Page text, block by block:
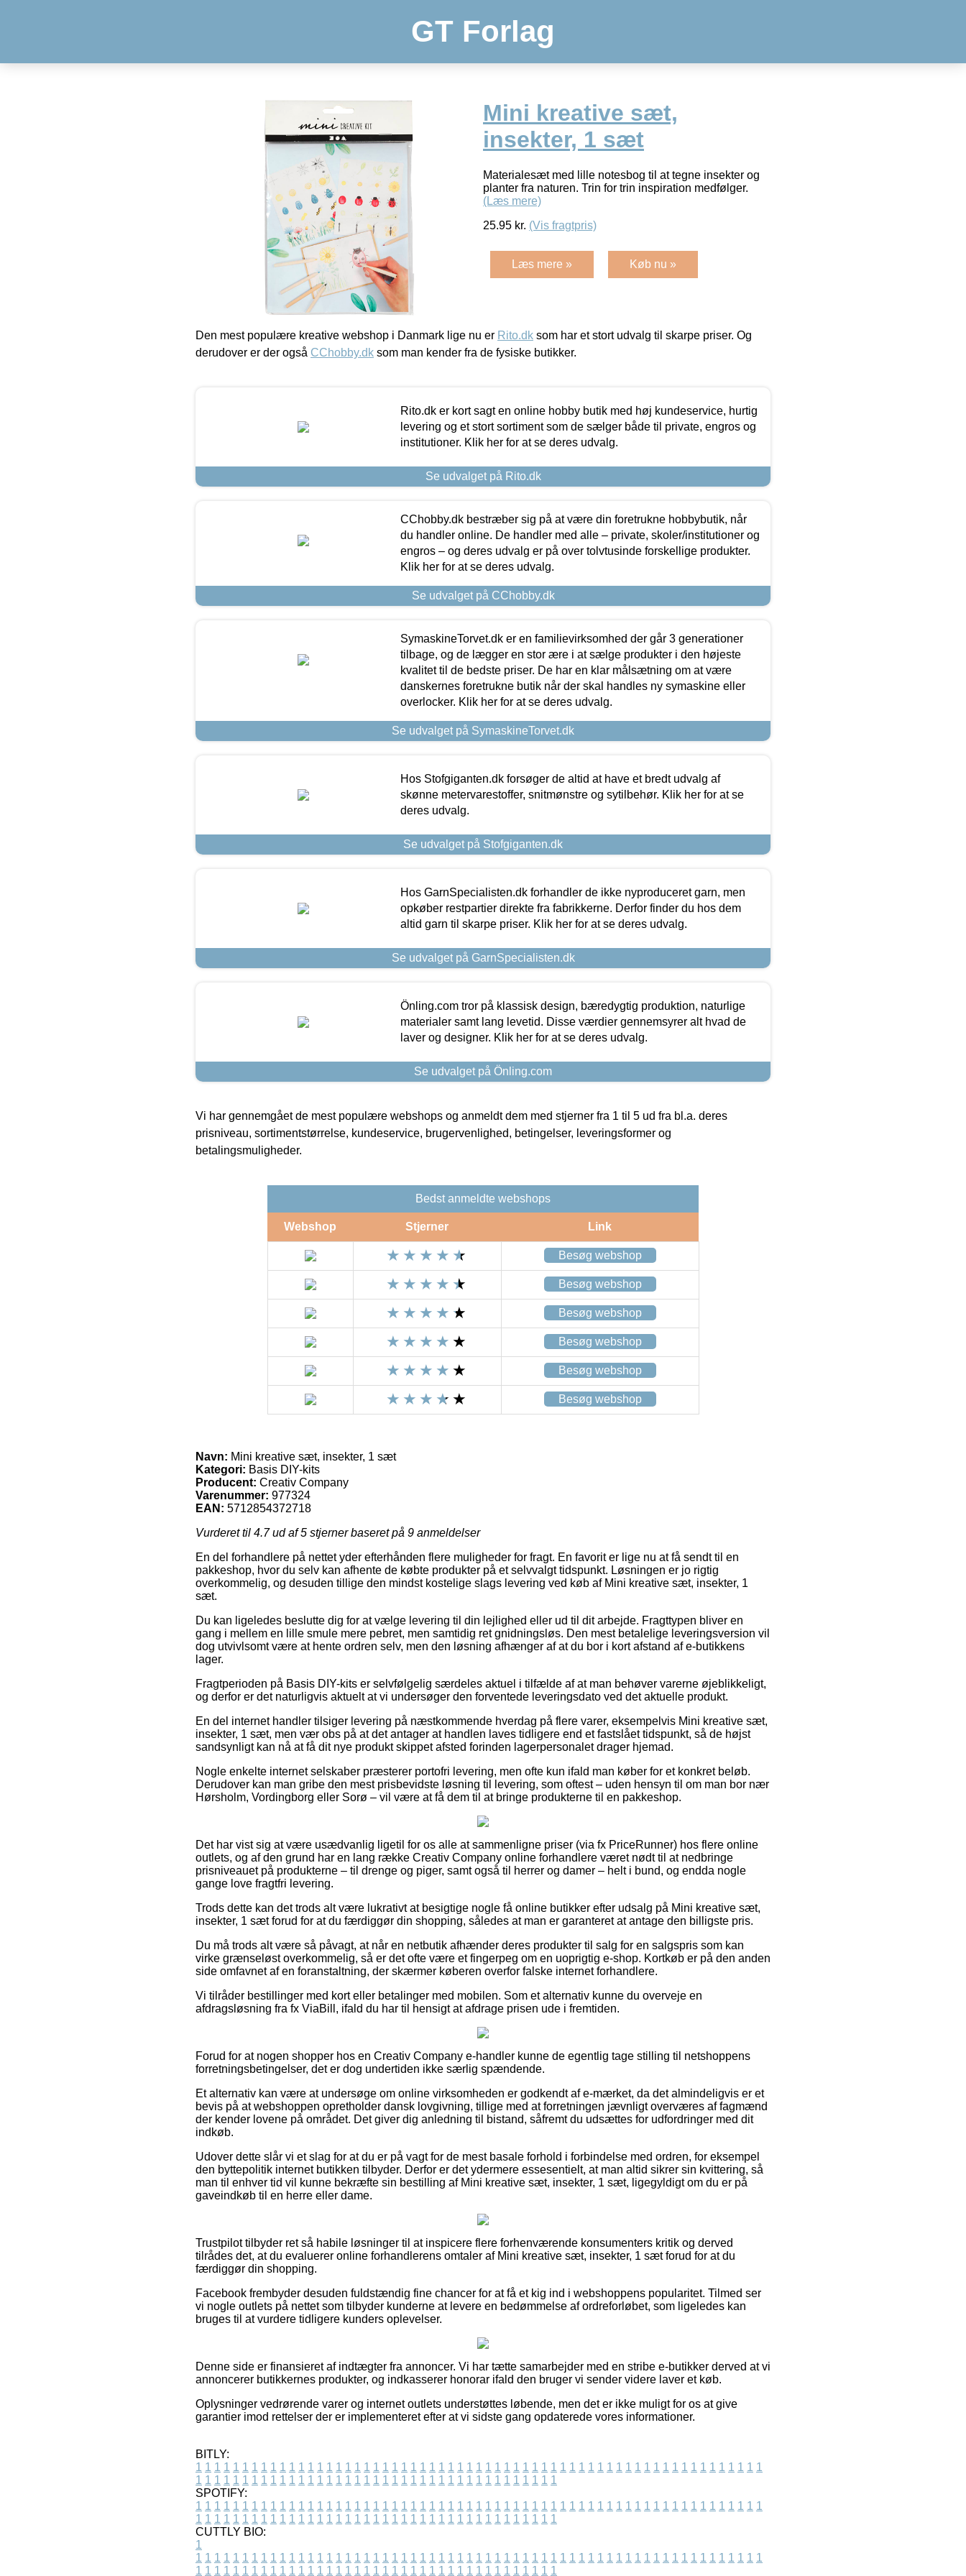
GT Forlag
Mini kreative sæt,
insekter, 1 sæt
Materialesæt med lille notesbog til at tegne insekter og
planter fra naturen. Trin for trin inspiration medfølger.
(Læs mere)
25.95 kr. (Vis fragtpris)
Læs mere » Køb nu »
Den mest populære kreative webshop i Danmark lige nu er Rito.dk som har et stort udvalg til skarpe priser. Og
derudover er der også CChobby.dk som man kender fra de fysiske butikker.
Rito.dk er kort sagt en online hobby butik med høj kundeservice, hurtig
levering og et stort sortiment som de sælger både til private, engros og
institutioner. Klik her for at se deres udvalg.
Se udvalget på Rito.dk
CChobby.dk bestræber sig på at være din foretrukne hobbybutik, når
du handler online. De handler med alle – private, skoler/institutioner og
engros – og deres udvalg er på over tolvtusinde forskellige produkter.
Klik her for at se deres udvalg.
Se udvalget på CChobby.dk
SymaskineTorvet.dk er en familievirksomhed der går 3 generationer
tilbage, og de lægger en stor ære i at sælge produkter i den højeste
kvalitet til de bedste priser. De har en klar målsætning om at være
danskernes foretrukne butik når der skal handles ny symaskine eller
overlocker. Klik her for at se deres udvalg.
Se udvalget på SymaskineTorvet.dk
Hos Stofgiganten.dk forsøger de altid at have et bredt udvalg af
skønne metervarestoffer, snitmønstre og sytilbehør. Klik her for at se
deres udvalg.
Se udvalget på Stofgiganten.dk
Hos GarnSpecialisten.dk forhandler de ikke nyproduceret garn, men
opkøber restpartier direkte fra fabrikkerne. Derfor finder du hos dem
altid garn til skarpe priser. Klik her for at se deres udvalg.
Se udvalget på GarnSpecialisten.dk
Önling.com tror på klassisk design, bæredygtig produktion, naturlige
materialer samt lang levetid. Disse værdier gennemsyrer alt hvad de
laver og designer. Klik her for at se deres udvalg.
Se udvalget på Önling.com
Vi har gennemgået de mest populære webshops og anmeldt dem med stjerner fra 1 til 5 ud fra bl.a. deres
prisniveau, sortimentstørrelse, kundeservice, brugervenlighed, betingelser, leveringsformer og
betalingsmuligheder.
Bedst anmeldte webshops
Webshop Stjerner Link
Besøg webshop
Besøg webshop
Besøg webshop
Besøg webshop
Besøg webshop
Besøg webshop
Navn: Mini kreative sæt, insekter, 1 sæt
Kategori: Basis DIY-kits
Producent: Creativ Company
Varenummer: 977324
EAN: 5712854372718
Vurderet til 4.7ud af 5 stjerner baseret på 9 anmeldelser
En del forhandlere på nettet yder efterhånden flere muligheder for fragt. En favorit er lige nu at få sendt til en
pakkeshop, hvor du selv kan afhente de købte produkter på et selvvalgt tidspunkt. Løsningen er jo rigtig
overkommelig, og desuden tillige den mindst kostelige slags levering ved køb af Mini kreative sæt, insekter, 1
sæt.
Du kan ligeledes beslutte dig for at vælge levering til din lejlighed eller ud til dit arbejde. Fragttypen bliver en
gang i mellem en lille smule mere pebret, men samtidig ret gnidningsløs. Den mest betalelige leveringsversion vil
dog utvivlsomt være at hente ordren selv, men den løsning afhænger af at du bor i kort afstand af e-butikkens
lager.
Fragtperioden på Basis DIY-kits er selvfølgelig særdeles aktuel i tilfælde af at man behøver varerne øjeblikkeligt,
og derfor er det naturligvis aktuelt at vi undersøger den forventede leveringsdato ved det aktuelle produkt.
En del internet handler tilsiger levering på næstkommende hverdag på flere varer, eksempelvis Mini kreative sæt,
insekter, 1 sæt, men vær obs på at det antager at handlen laves tidligere end et fastslået tidspunkt, så de højst
sandsynligt kan nå at få dit nye produkt skippet afsted forinden lagerpersonalet drager hjemad.
Nogle enkelte internet selskaber præsterer portofri levering, men ofte kun ifald man køber for et konkret beløb.
Derudover kan man gribe den mest prisbevidste løsning til levering, som oftest – uden hensyn til om man bor nær
Hørsholm, Vordingborg eller Sorø – vil være at få dem til at bringe produkterne til en pakkeshop.
Det har vist sig at være usædvanlig ligetil for os alle at sammenligne priser (via fx PriceRunner) hos flere online
outlets, og af den grund har en lang række Creativ Company online forhandlere været nødt til at nedbringe
prisniveauet på produkterne – til drenge og piger, samt også til herrer og damer – helt i bund, og endda nogle
gange love fragtfri levering.
Trods dette kan det trods alt være lukrativt at besigtige nogle få online butikker efter udsalg på Mini kreative sæt,
insekter, 1 sæt forud for at du færdiggør din shopping, således at man er garanteret at antage den billigste pris.
Du må trods alt være så påvagt, at når en netbutik afhænder deres produkter til salg for en salgspris som kan
virke grænseløst overkommelig, så er det ofte være et fingerpeg om en uoprigtig e-shop. Kortkøb er på den anden
side omfavnet af en foranstaltning, der skærmer køberen overfor falske internet forhandlere.
Vi tilråder bestillinger med kort eller betalinger med mobilen. Som et alternativ kunne du overveje en
afdragsløsning fra fx ViaBill, ifald du har til hensigt at afdrage prisen ude i fremtiden.
Forud for at nogen shopper hos en Creativ Company e-handler kunne de egentlig tage stilling til netshoppens
forretningsbetingelser, det er dog undertiden ikke særlig spændende.
Et alternativ kan være at undersøge om online virksomheden er godkendt af e-mærket, da det almindeligvis er et
bevis på at webshoppen opretholder dansk lovgivning, tillige med at forretningen jævnligt overværes af fagmænd
der kender lovene på området. Det giver dig anledning til bistand, såfremt du udsættes for udfordringer med dit
indkøb.
Udover dette slår vi et slag for at du er på vagt for de mest basale forhold i forbindelse med ordren, for eksempel
den byttepolitik internet butikken tilbyder. Derfor er det ydermere essesentielt, at man altid sikrer sin kvittering, så
man til enhver tid vil kunne bekræfte sin bestilling af Mini kreative sæt, insekter, 1 sæt, ligegyldigt om du er på
gaveindkøb til en herre eller dame.
Trustpilot tilbyder ret så habile løsninger til at inspicere flere forhenværende konsumenters kritik og derved
tilrådes det, at du evaluerer online forhandlerens omtaler af Mini kreative sæt, insekter, 1 sæt forud for at du
færdiggør din shopping.
Facebook frembyder desuden fuldstændig fine chancer for at få et kig ind i webshoppens popularitet. Tilmed ser
vi nogle outlets på nettet som tilbyder kunderne at levere en bedømmelse af ordreforløbet, som ligeledes kan
bruges til at vurdere tidligere kunders oplevelser.
Denne side er finansieret af indtægter fra annoncer. Vi har tætte samarbejder med en stribe e-butikker derved at vi
annoncerer butikkernes produkter, og indkasserer honorar ifald den bruger vi sender videre laver et køb.
Oplysninger vedrørende varer og internet outlets understøttes løbende, men det er ikke muligt for os at give
garantier imod rettelser der er implementeret efter at vi sidste gang opdaterede vores informationer.
BITLY:
1 1 1 1 1 1 1 1 1 1 1 1 1 1 1 1 1 1 1 1 1 1 1 1 1 1 1 1 1 1 1 1 1 1 1 1 1 1 1 1 1 1 1 1 1 1 1 1 1 1 1 1 1 1 1 1 1 1 1 1 1
1 1 1 1 1 1 1 1 1 1 1 1 1 1 1 1 1 1 1 1 1 1 1 1 1 1 1 1 1 1 1 1 1 1 1 1 1 1 1
SPOTIFY:
1 1 1 1 1 1 1 1 1 1 1 1 1 1 1 1 1 1 1 1 1 1 1 1 1 1 1 1 1 1 1 1 1 1 1 1 1 1 1 1 1 1 1 1 1 1 1 1 1 1 1 1 1 1 1 1 1 1 1 1 1
1 1 1 1 1 1 1 1 1 1 1 1 1 1 1 1 1 1 1 1 1 1 1 1 1 1 1 1 1 1 1 1 1 1 1 1 1 1 1
CUTTLY BIO:
1
1 1 1 1 1 1 1 1 1 1 1 1 1 1 1 1 1 1 1 1 1 1 1 1 1 1 1 1 1 1 1 1 1 1 1 1 1 1 1 1 1 1 1 1 1 1 1 1 1 1 1 1 1 1 1 1 1 1 1 1 1
1 1 1 1 1 1 1 1 1 1 1 1 1 1 1 1 1 1 1 1 1 1 1 1 1 1 1 1 1 1 1 1 1 1 1 1 1 1 1